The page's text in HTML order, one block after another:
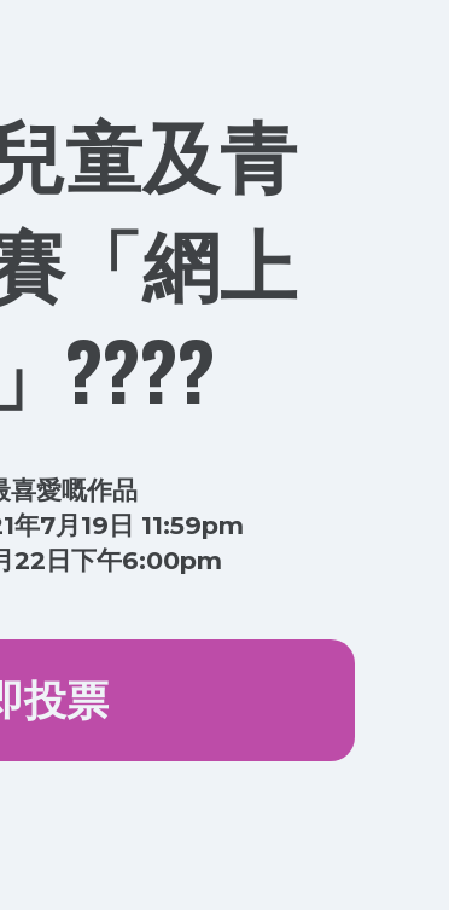
童及青
「網上
????
喜愛嘅作品
年7月19日 11:59pm
22日下午6:00pm
投票